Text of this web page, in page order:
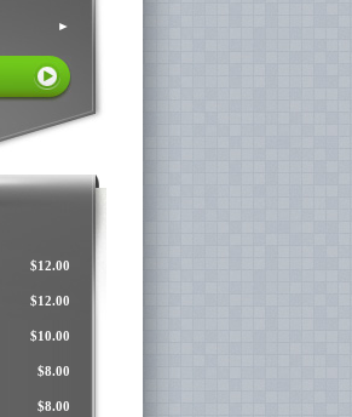
►
$12.00
$12.00
$10.00
$8.00
$8.00